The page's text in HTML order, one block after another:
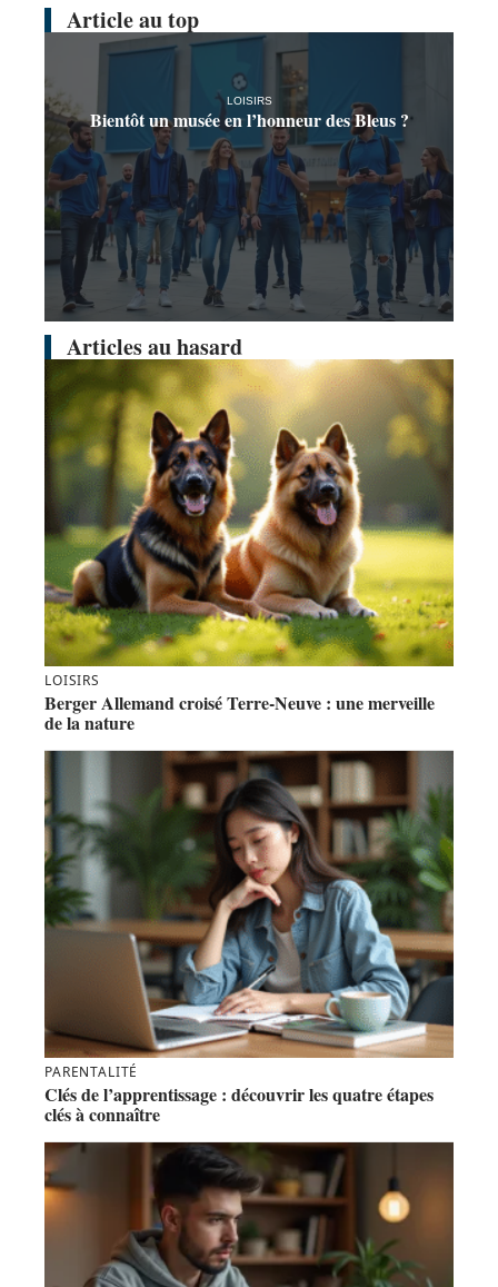
Article au top
LOISIRS
Bientôt un musée en l’honneur des Bleus ?
Articles au hasard
LOISIRS
Berger Allemand croisé Terre-Neuve : une merveille
de la nature
PARENTALITÉ
Clés de l’apprentissage : découvrir les quatre étapes
clés à connaître